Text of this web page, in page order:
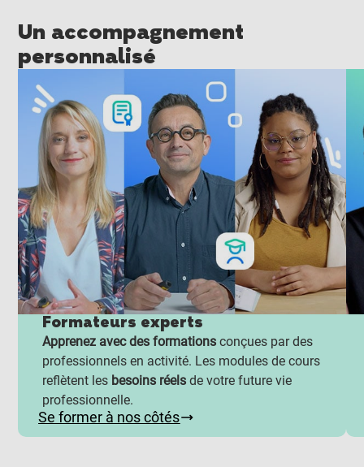
Un accompagnement
personnalisé
Formateurs experts
Apprenez avec des formations conçues par des
professionnels en activité. Les modules de cours
reflètent les besoins réels de votre future vie
professionnelle.
Se former à nos côtés